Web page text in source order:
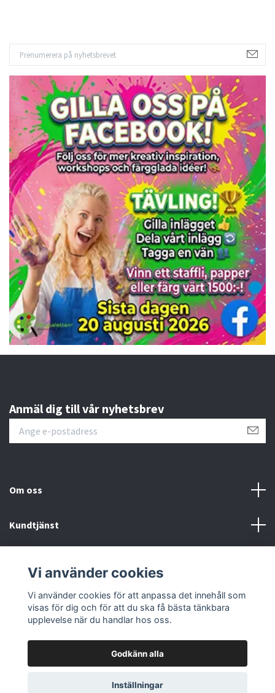
Anmäl dig till vår nyhetsbrev
Om oss
Kundtjänst
Sociala medier
© 2026 Färgpaletten
Vi använder cookies
Vi använder cookies för att anpassa det innehåll som
visas för dig och för att du ska få bästa tänkbara
upplevelse när du handlar hos oss.
Godkänn alla
Inställningar